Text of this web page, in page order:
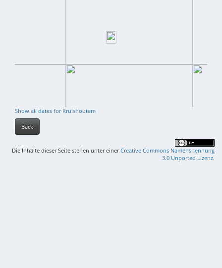
Show all dates for Kruishoutem
Back
Die Inhalte dieser Seite stehen unter einerCreative Commons Namensnennung
3.0 Unported Lizenz.